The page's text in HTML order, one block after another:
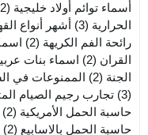
أسماء توائم أولاد خليجية (2)
الحرارية (3) أشهر أنواع
رائحة الفم الكريهة (2)
القران (2) اسماء بنات
الجنة (2) الممنوعات في
(3)
تجارب رجيم الصيام
حاسبة الحمل الأمريكية (2)
حاسبة الحمل بالاسابيع (2)